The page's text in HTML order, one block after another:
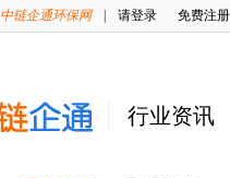
中链企通环保网 请登录 免费注册
行业资讯